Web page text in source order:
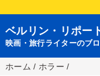
ベルリン・リポー
映画・旅行ライターのブ
ホーム / ホラー /